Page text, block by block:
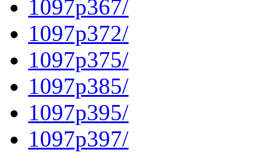
1097p367/
1097p372/
1097p375/
1097p385/
1097p395/
1097p397/